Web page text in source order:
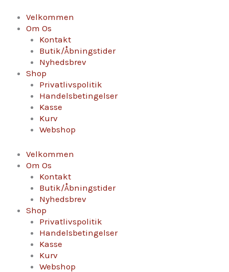
indholdet
Velkommen
Om Os
Kontakt
Butik/Åbningstider
Nyhedsbrev
Shop
Privatlivspolitik
Handelsbetingelser
Kasse
Kurv
Webshop
Velkommen
Om Os
Kontakt
Butik/Åbningstider
Nyhedsbrev
Shop
Privatlivspolitik
Handelsbetingelser
Kasse
Kurv
Webshop